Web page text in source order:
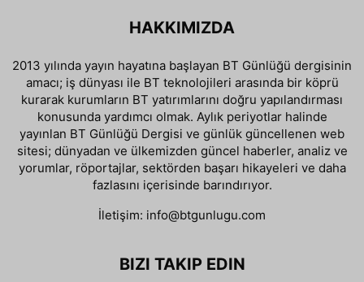
HAKKIMIZDA
2013 yılında yayın hayatına başlayan BT Günlüğü dergisinin
amacı; iş dünyası ile BT teknolojileri arasında bir köprü
kurarak kurumların BT yatırımlarını doğru yapılandırması
konusunda yardımcı olmak. Aylık periyotlar halinde
yayınlan BT Günlüğü Dergisi ve günlük güncellenen web
sitesi; dünyadan ve ülkemizden güncel haberler, analiz ve
yorumlar, röportajlar, sektörden başarı hikayeleri ve daha
fazlasını içerisinde barındırıyor.
İletişim: info@btgunlugu.com
BIZI TAKIP EDIN